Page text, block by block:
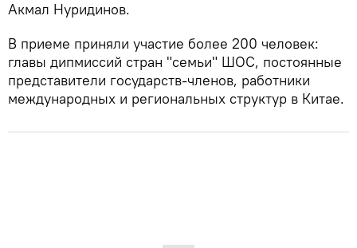
Акмал Нуридинов.
В приеме приняли участие более 200 человек:
главы дипмиссий стран "семьи" ШОС, постоянные
представители государств-членов, работники
международных и региональных структур в Китае.